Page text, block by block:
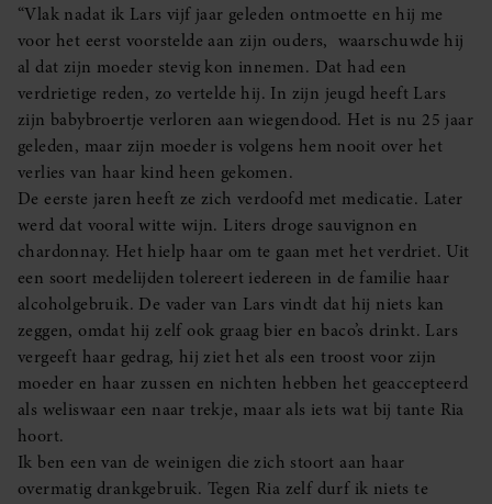
“Vlak nadat ik Lars vijf jaar geleden ontmoette en hij me
voor het eerst voorstelde aan zijn ouders, waarschuwde hij
al dat zijn moeder stevig kon innemen. Dat had een
verdrietige reden, zo vertelde hij. In zijn jeugd heeft Lars
zijn babybroertje verloren aan wiegendood. Het is nu 25 jaar
geleden, maar zijn moeder is volgens hem nooit over het
verlies van haar kind heen gekomen.
De eerste jaren heeft ze zich verdoofd met medicatie. Later
werd dat vooral witte wijn. Liters droge sauvignon en
chardonnay. Het hielp haar om te gaan met het verdriet. Uit
een soort medelijden tolereert iedereen in de familie haar
alcoholgebruik. De vader van Lars vindt dat hij niets kan
zeggen, omdat hij zelf ook graag bier en baco’s drinkt. Lars
vergeeft haar gedrag, hij ziet het als een troost voor zijn
moeder en haar zussen en nichten hebben het geaccepteerd
als weliswaar een naar trekje, maar als iets wat bij tante Ria
hoort.
Ik ben een van de weinigen die zich stoort aan haar
overmatig drankgebruik. Tegen Ria zelf durf ik niets te